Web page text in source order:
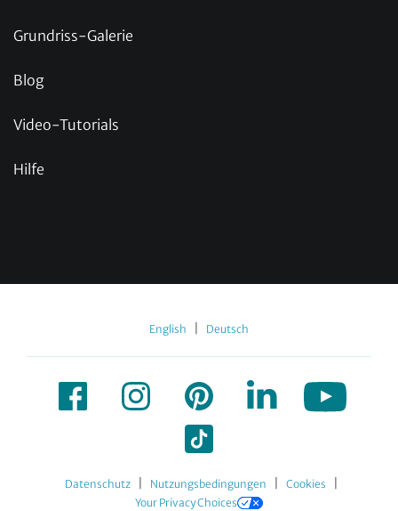
Grundriss-Galerie
Blog
Video-Tutorials
Hilfe
English Deutsch
Datenschutz Nutzungsbedingungen Cookies
Your Privacy Choices